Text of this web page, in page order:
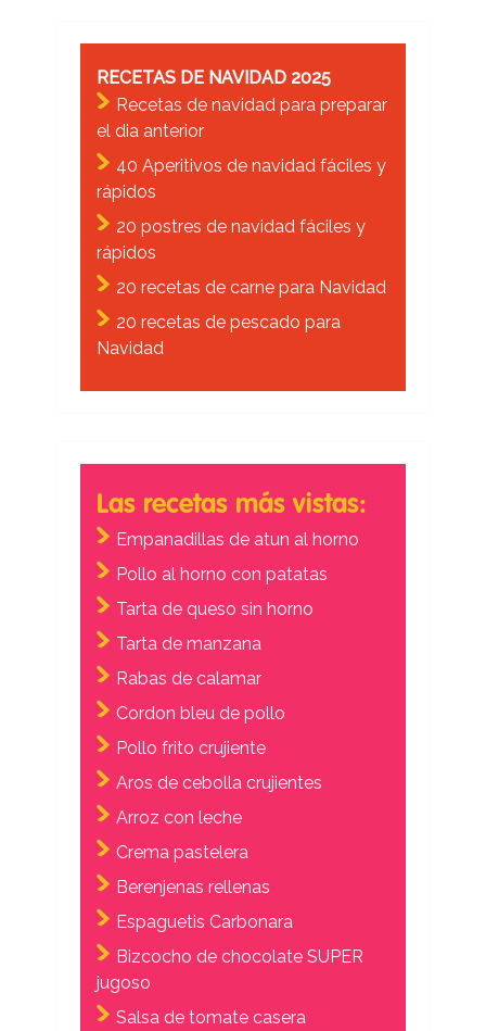
RECETAS DE NAVIDAD 2025
Recetas de navidad para preparar
el dia anterior
40 Aperitivos de navidad fáciles y
rápidos
20 postres de navidad fáciles y
rápidos
20 recetas de carne para Navidad
20 recetas de pescado para
Navidad
Las recetas más vistas:
Empanadillas de atun al horno
Pollo al horno con patatas
Tarta de queso sin horno
Tarta de manzana
Rabas de calamar
Cordon bleu de pollo
Pollo frito crujiente
Aros de cebolla crujientes
Arroz con leche
Crema pastelera
Berenjenas rellenas
Espaguetis Carbonara
Bizcocho de chocolate SUPER
jugoso
Salsa de tomate casera